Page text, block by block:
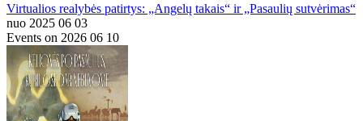
Virtualios realybės patirtys: „Angelų takais“ ir „Pasaulių sutvėrimas“
nuo 2025 06 03
Events on 2026 06 10